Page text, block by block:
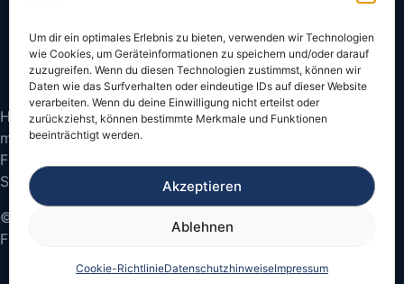
Um dir ein optimales Erlebnis zu bieten, verwenden wir Technologien
wie Cookies, um Geräteinformationen zu speichern und/oder darauf
zuzugreifen. Wenn du diesen Technologien zustimmst, können wir
Daten wie das Surfverhalten oder eindeutige IDs auf dieser Website
verarbeiten. Wenn du deine Einwilligung nicht erteilst oder
zurückziehst, können bestimmte Merkmale und Funktionen
beeinträchtigt werden.
Akzeptieren
Ablehnen
Cookie-RichtlinieDatenschutzhinweiseImpressum
Bestätigung per E-Mail Support per WhatsApp
Hinweis: Die Online-Abmeldung ist nicht in allen Fällen
möglich. Bitte prüfen Sie vor dem Start, ob
Fahrzeugschein und Kennzeichen onlinefähige
Sicherheitscodes besitzen.
© 2026 Online Auto Abmelden – Bundesweite
Fahrzeugabmeldung